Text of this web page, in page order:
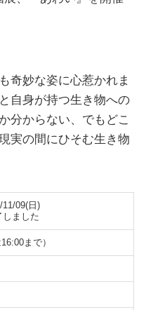
奇妙な姿に心惹かれま
自身が持つ生き物への
分からない、でもどこ
実の間にひそむ生き物
11/09(日)
ました
まで）